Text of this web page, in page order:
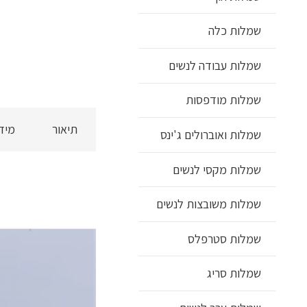
תיאור
שמלות כלה
שמלות עבודה לנשים
שמלות מודפסות
שמלות ואוברולים ג'ינס
שמלות מקסי לנשים
שמלות משובצות לנשים
שמלות סטרפלס
שמלות סריג